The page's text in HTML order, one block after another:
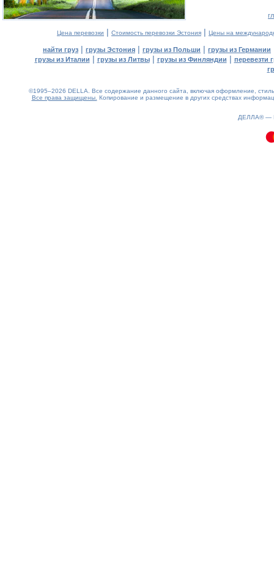
Цена перевозки | Стоимость перевозки Эстония | Цены на
найти груз | грузы Эстония | грузы из Польши | грузы из Германии
грузы из Италии | грузы из Литвы| грузы из Финляндии | перевезти
©1995–2026 DELLA. Все содержание данного сайта, включая оформление,
Все права защищены. Копирование и размещение в других средствах
ДЕЛЛА® —